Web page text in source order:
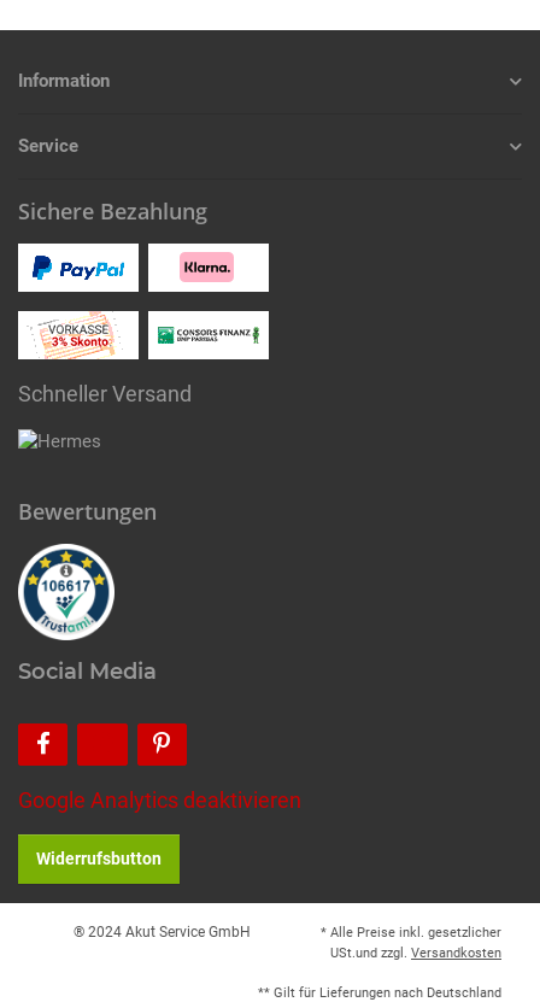
Information
Service
Sichere Bezahlung
Schneller Versand
Bewertungen
Social Media
Google Analytics deaktivieren
Widerrufsbutton
® 2024 Akut Service GmbH
* Alle Preise inkl. gesetzlicher
USt.und zzgl. Versandkosten
** Gilt für Lieferungen nach Deutschland